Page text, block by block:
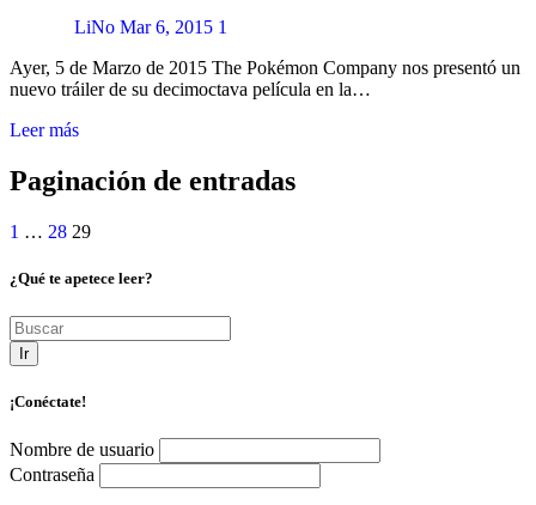
LiNo Mar 6, 2015 1
Ayer, 5 de Marzo de 2015 The Pokémon Company nos presentó un
nuevo tráiler de su decimoctava película en la…
Leer más
Paginación de entradas
1 … 28 29
¿Qué te apetece leer?
Ir
¡Conéctate!
Nombre de usuario
Contraseña